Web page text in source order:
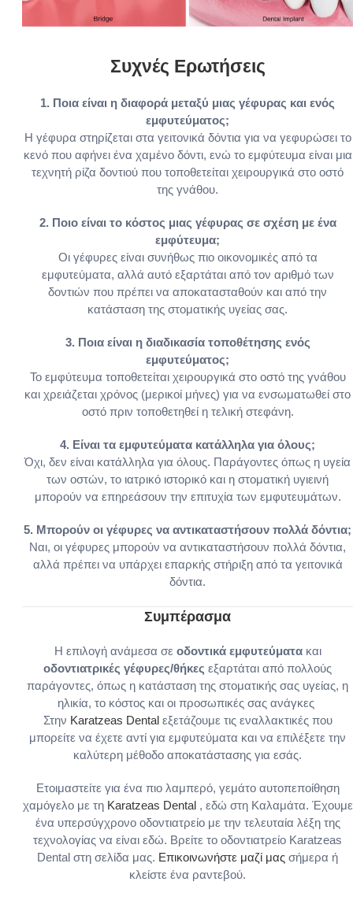
Συχνές Ερωτήσεις
1. Ποια είναι η διαφορά μεταξύ μιας γέφυρας και ενός
εμφυτεύματος;
Η γέφυρα στηρίζεται στα γειτονικά δόντια για να γεφυρώσει το
κενό που αφήνει ένα χαμένο δόντι, ενώ το εμφύτευμα είναι μια
τεχνητή ρίζα δοντιού που τοποθετείται χειρουργικά στο οστό
της γνάθου.
2. Ποιο είναι το κόστος μιας γέφυρας σε σχέση με ένα
εμφύτευμα;
Οι γέφυρες είναι συνήθως πιο οικονομικές από τα
εμφυτεύματα, αλλά αυτό εξαρτάται από τον αριθμό των
δοντιών που πρέπει να αποκατασταθούν και από την
κατάσταση της στοματικής υγείας σας.
3. Ποια είναι η διαδικασία τοποθέτησης ενός
εμφυτεύματος;
Το εμφύτευμα τοποθετείται χειρουργικά στο οστό της γνάθου
και χρειάζεται χρόνος (μερικοί μήνες) για να ενσωματωθεί στο
οστό πριν τοποθετηθεί η τελική στεφάνη.
4. Είναι τα εμφυτεύματα κατάλληλα για όλους;
Όχι, δεν είναι κατάλληλα για όλους. Παράγοντες όπως η υγεία
των οστών, το ιατρικό ιστορικό και η στοματική υγιεινή
μπορούν να επηρεάσουν την επιτυχία των εμφυτευμάτων.
5. Μπορούν οι γέφυρες να αντικαταστήσουν πολλά δόντια;
Ναι, οι γέφυρες μπορούν να αντικαταστήσουν πολλά δόντια,
αλλά πρέπει να υπάρχει επαρκής στήριξη από τα γειτονικά
δόντια.
Συμπέρασμα
Η επιλογή ανάμεσα σε οδοντικά εμφυτεύματακαι
οδοντιατρικές γέφυρες/θήκες εξαρτάται από πολλούς
παράγοντες, όπως η κατάσταση της στοματικής σας υγείας, η
ηλικία, το κόστος και οι προσωπικές σας ανάγκες
Στην Karatzeas Dentalεξετάζουμετις εναλλακτικές που
μπορείτε να έχετε αντί για εμφυτεύματα και να επιλέξετε την
καλύτερη μέθοδο αποκατάστασης για εσάς.
Ετοιμαστείτε για ένα πιο λαμπερό, γεμάτο αυτοπεποίθηση
χαμόγελο με τη Karatzeas Dental, εδώ στη Καλαμάτα. Έχουμε
ένα υπερσύγχρονο οδοντιατρείο με την τελευταία λέξη της
τεχνολογίας να είναι εδώ. Βρείτε το οδοντιατρείο Karatzeas
Dental στη σελίδα μας. Επικοινωνήστε μαζί μας σήμερα ή
κλείστε ένα ραντεβού.